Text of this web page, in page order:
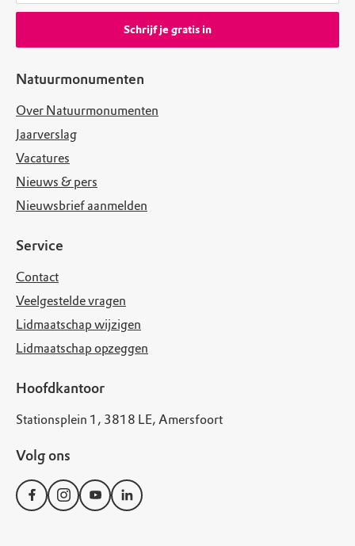
Natuurmonumenten
Over Natuurmonumenten
Jaarverslag
Vacatures
Nieuws & pers
Nieuwsbrief aanmelden
Service
Contact
Veelgestelde vragen
Lidmaatschap wijzigen
Lidmaatschap opzeggen
Hoofdkantoor
Stationsplein 1, 3818 LE, Amersfoort
Volg ons
Schrijf je gratis in